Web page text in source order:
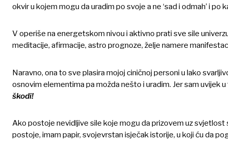
okvir u kojem mogu da uradim po svoje a ne ‘sad i odmah’ i po
V operiše na energetskom nivou i aktivno prati sve sile
meditacije, afirmacije, astro prognoze, želje namere
Naravno, ona to sve plasira mojoj ciničnoj personi u lako
osnovim elementima pa možda nešto i uradim. Jer sam uvijek
škodi!
Ako postoje nevidljive sile koje mogu da prizovem uz svjetlost
postoje, imam papir, svojevrstan isječak istorije, u koji ću da